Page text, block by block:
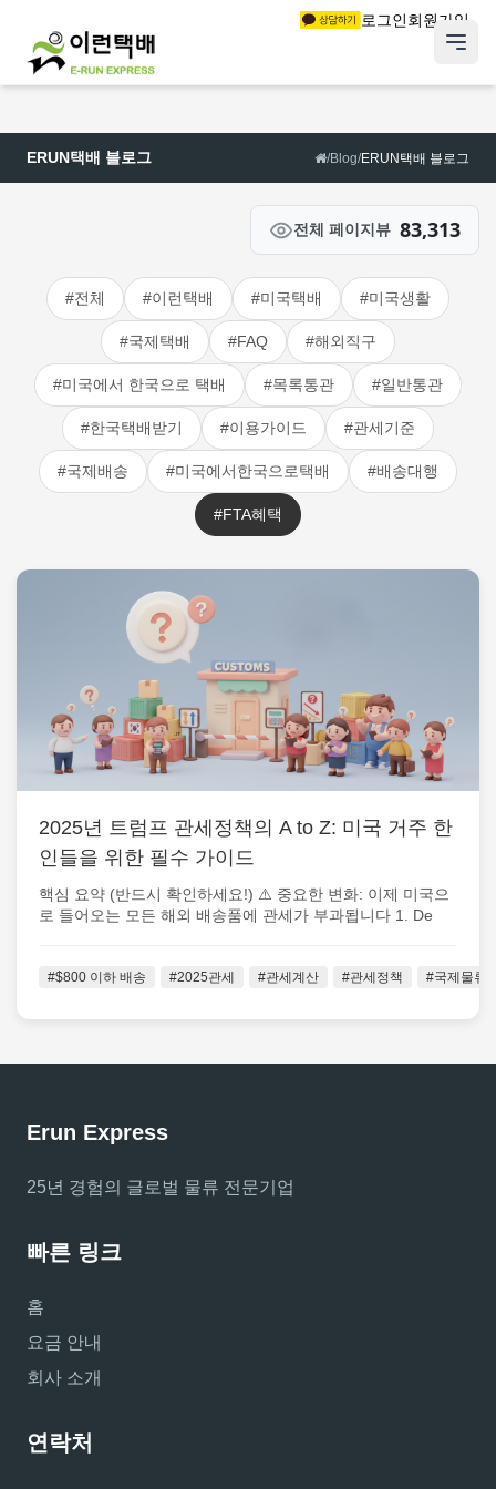
로그인회원가입
ERUN택배 블로그 /Blog/ERUN택배 블로그
전체 페이지뷰 83,313
#전체 #이런택배 #미국택배 #미국생활
#국제택배 #FAQ #해외직구
#미국에서 한국으로 택배 #목록통관 #일반통관
#한국택배받기 #이용가이드 #관세기준
#국제배송 #미국에서한국으로택배 #배송대행
#FTA혜택
2025년 트럼프 관세정책의 A to Z: 미국 거주 한
인들을 위한 필수 가이드
핵심 요약 (반드시 확인하세요!) ⚠️ 중요한 변화: 이제 미국으
로 들어오는 모든 해외 배송품에 관세가 부과됩니다 1. De
#$800 이하 배송 #2025관세 #관세계산 #관세정책 #국제물류
Erun Express
25년 경험의 글로벌 물류 전문기업
빠른 링크
홈
요금 안내
회사 소개
연락처